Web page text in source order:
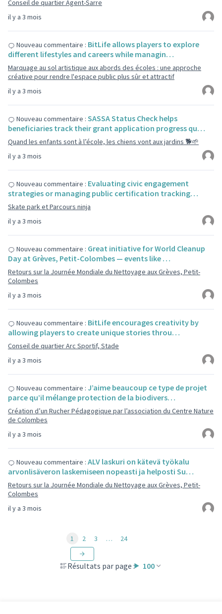
il y a 3 mois
Conseil de quartier Agent-Sarre
il y a 3 mois
Nouveau commentaire : BitLife allows players to explore
different lifestyles and careers while managin…
Marquage au sol artistique aux abords des écoles : une approche
créative pour rendre l'espace public plus sûr et attractif
il y a 3 mois
Nouveau commentaire : SASSA Status Check helps
beneficiaries track their grant application progress qu…
Quand les enfants sont à l’école, les chiens vont aux jardins 🐕🌱
il y a 3 mois
Nouveau commentaire : Evaluating civic engagement
strategies or managing public certification tracking…
Skate park et Parcours ninja
il y a 3 mois
Nouveau commentaire : Great initiative for World Cleanup
Day at Grèves, Petit-Colombes — events like …
Retours sur la Journée Mondiale du Nettoyage aux Grèves, Petit-
Colombes
il y a 3 mois
Nouveau commentaire : BitLife encourages creativity by
allowing players to create unique stories throu…
Conseil de quartier Arc Sportif, Stade
il y a 3 mois
Nouveau commentaire : J’aime beaucoup ce type de projet
parce qu’il mélange protection de la biodivers…
Création d’un Rucher Pédagogique par l’association du Centre Nature
de Colombes
il y a 3 mois
Nouveau commentaire : ALV laskuri on kätevä työkalu
arvonlisäveron laskemiseen nopeasti ja helposti Su…
Retours sur la Journée Mondiale du Nettoyage aux Grèves, Petit-
Colombes
Résultats par page : 100
1 2 3 … 24